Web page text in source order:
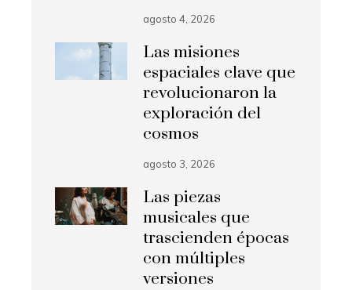
agosto 4, 2026
Las misiones
espaciales clave que
revolucionaron la
exploración del
cosmos
agosto 3, 2026
Las piezas
musicales que
trascienden épocas
con múltiples
versiones